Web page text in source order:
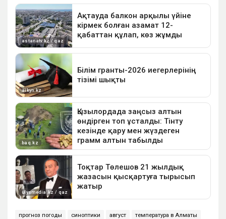
прогноз погоды синоптики август температура в Алматы